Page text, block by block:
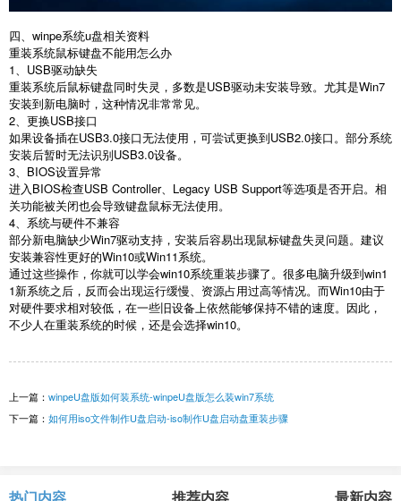
四、winpe系统u盘相关资料
重装系统鼠标键盘不能用怎么办
1
USB驱动缺失
重装系统后鼠标键盘同时失灵，多数是USB驱动未安装导致。尤其是Win7
安装到新电脑时，这种情况非常常见。
2 、更换USB接口
如果设备插在USB3.0接口无法使用，可尝试更换到USB2.0接口。部分系统
安装后暂时无法识别USB3.0设备。
3
BIOS设置异常
进入 BIOS检查USB Controller、 Legacy USB Support等选项是否开启。相
关功能被关闭也会导致键盘鼠标无法使用。
4 、系统与硬件不兼容
部分新电脑缺少Win7驱动支持，安装后容易出现鼠标键盘失灵问题。建议
安装兼容性更好的Win10或Win11系统。
通过这些操作，你就可以学会win10系统重装步骤了。很多电脑升级到win1
1新系统之后，反而会出现运行缓慢、资源占用过高等情况。而Win10由于
对硬件要求相对较低，在一些旧设备上依然能够保持不错的速度。因此，
不少人在重装系统的时候，还是会选择win10。
上一篇： winpeU盘版如何装系统-winpeU盘版怎么装win7系统
下一篇： 如何用iso文件制作U盘启动-iso制作U盘启动盘重装步骤
热门内容 推荐内容 最新内容